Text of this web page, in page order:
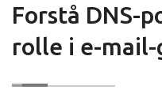
Forstå DNS-
rolle i e-mail-